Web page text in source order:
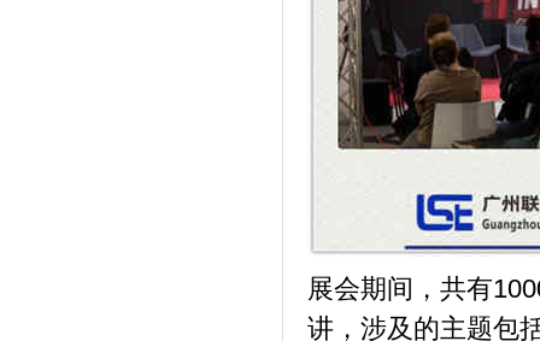
展会期间，共有
讲，涉及的主题包